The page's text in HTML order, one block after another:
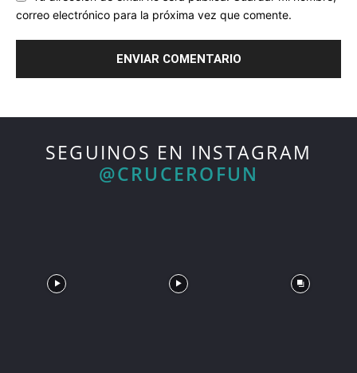
correo electrónico para la próxima vez que comente.
SEGUINOS EN INSTAGRAM
@CRUCEROFUN